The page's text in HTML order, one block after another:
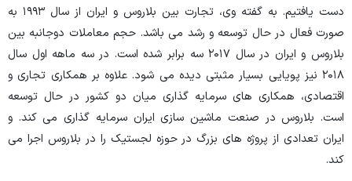
دست یافتیم.
به گفته وی، تجارت بین بلاروس و ایران از سال ۱۹۹۳ به
صورت فعال در حال توسعه و رشد می باشد. حجم معاملات دوجانبه بین
بلاروس و ایران در سال ۲۰۱۷ سه برابر شده است. در سه ماهه اول سال
۲۰۱۸ نیز پویایی بسیار مثبتی دیده می شود. علاوه بر همکاری تجاری و
اقتصادی، همکاری های سرمایه گذاری میان دو کشور در حال توسعه
است. بلاروس در صنعت ماشین سازی ایران سرمایه گذاری می کند. و
ایران تعدادی از پروژه های بزرگ در حوزه لجستیک را در بلاروس اجرا می
کند.